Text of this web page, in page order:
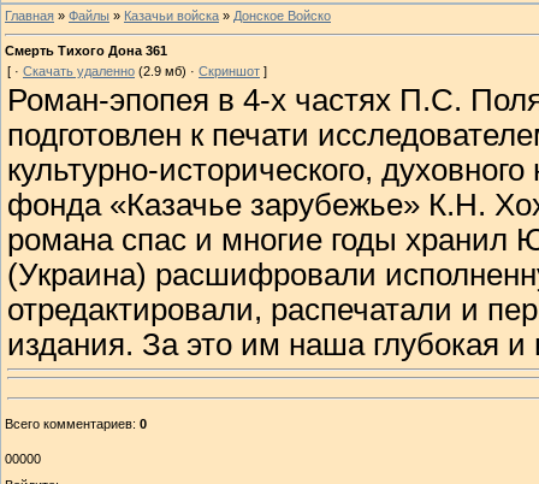
Главная » Файлы » Казачьи войска » Донское Войско
Смерть Тихого Дона 361
[ · Скачать удаленно (2.9 мб) · Скриншот ]
Роман-эпопея в 4-х частях П.С.
подготовлен к печати
культурно-исторического,
фонда «Казачье зарубежье» К.Н.
романа спас и многие годы
(Украина) расшифровали
отредактировали, распечатали и
издания. За это им наша глубокая и
Всего комментариев: 0
00000